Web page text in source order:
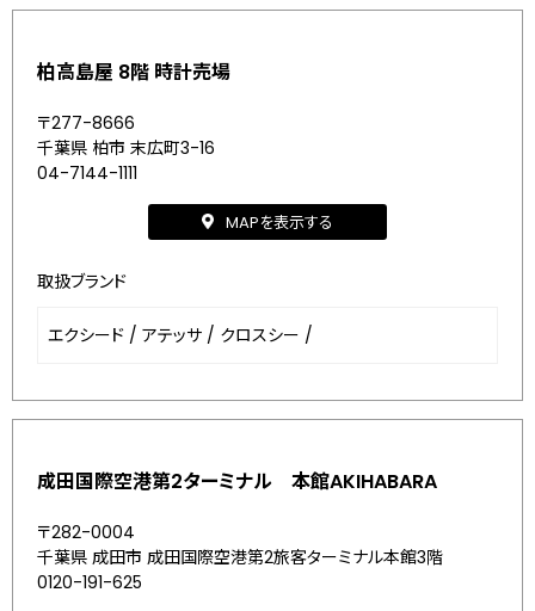
柏高島屋 8階 時計売場
〒277-8666
千葉県 柏市 末広町3-16
04-7144-1111
MAPを表示する
取扱ブランド
エクシード / アテッサ / クロスシー /
成田国際空港第2ターミナル 本館AKIHABARA
〒282-0004
千葉県 成田市 成田国際空港第2旅客ターミナル本館3階
0120-191-625